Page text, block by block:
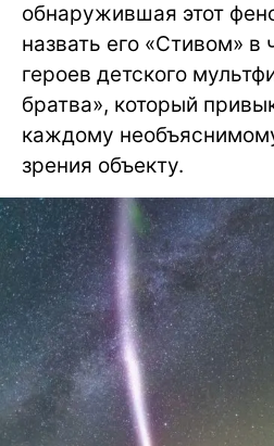
обнаружившая этот
назвать его «Стивом» в
героев детского
братва», который
каждому
зрения объекту.